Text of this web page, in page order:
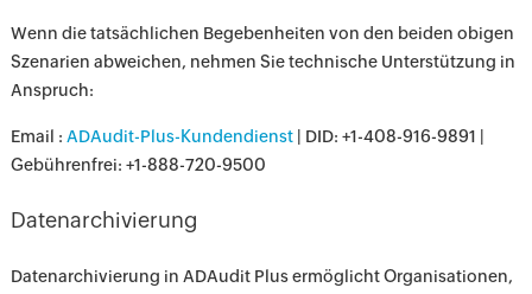
Wenn die tatsächlichen Begebenheiten von den beiden obigen
Szenarien abweichen, nehmen Sie technische Unterstützung in
Anspruch:
Email : ADAudit-Plus-Kundendienst| DID: +1-408-916-9891 |
Gebührenfrei: +1-888-720-9500
Datenarchivierung
Datenarchivierung in ADAudit Plus ermöglicht Organisationen,